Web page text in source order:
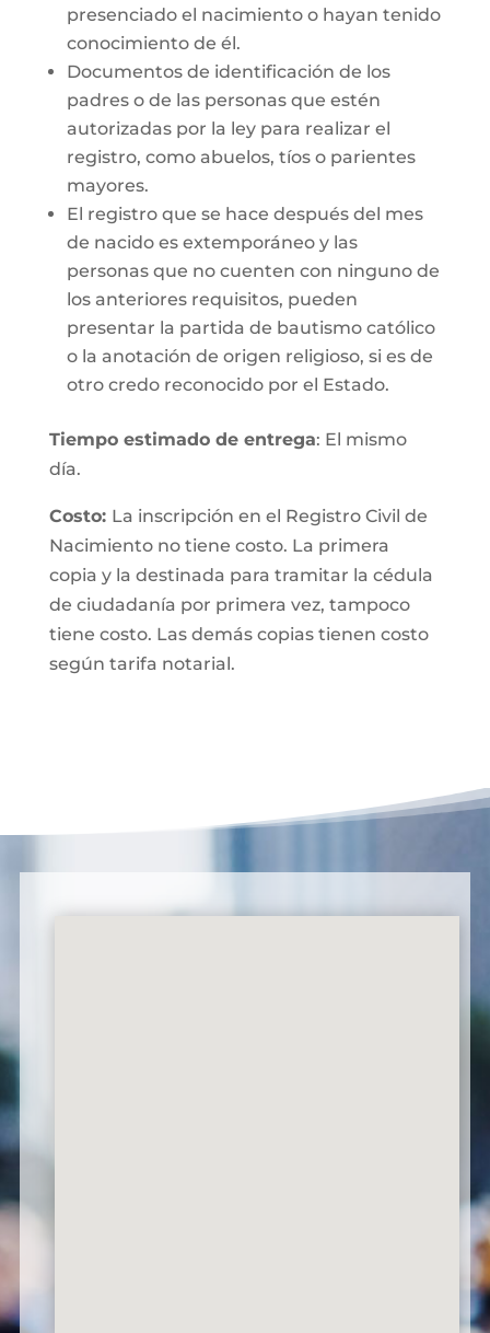
presenciado el nacimiento o hayan tenido
conocimiento de él.
Documentos de identificación de los
padres o de las personas que estén
autorizadas por la ley para realizar el
registro, como abuelos, tíos o parientes
mayores.
El registro que se hace después del mes
de nacido es extemporáneo y las
personas que no cuenten con ninguno de
los anteriores requisitos, pueden
presentar la partida de bautismo católico
o la anotación de origen religioso, si es de
otro credo reconocido por el Estado.
Tiempo estimado de entrega: El mismo
día.
Costo: La inscripción en el Registro Civil de
Nacimiento no tiene costo. La primera
copia y la destinada para tramitar la cédula
de ciudadanía por primera vez, tampoco
tiene costo. Las demás copias tienen costo
según tarifa notarial.